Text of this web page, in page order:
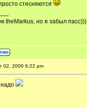
стесняются
theMarkus, но я забыл пасс)))
02, 2006 6:22 pm